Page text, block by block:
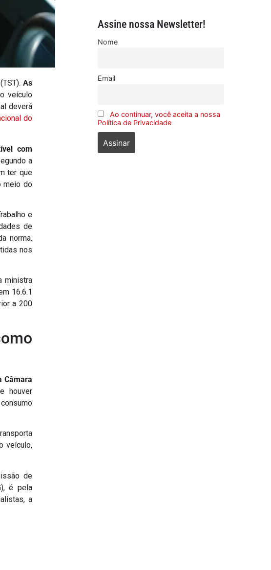
As
veículo
deverá
do
com
a
ter que
meio do
e
de
norma.
nos
ministra
16.6.1
a 200
Câmara
houver
veículo,
de
é pela
a
Assine nossa Newsletter!
Nome
Email
Ao continuar, você aceita a nossa
Política de Privacidade